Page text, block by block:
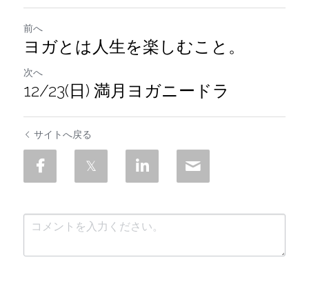
前へ
ヨガとは人生を楽しむこと。
次へ
12/23(日) 満月ヨガニードラ
サイトへ戻る